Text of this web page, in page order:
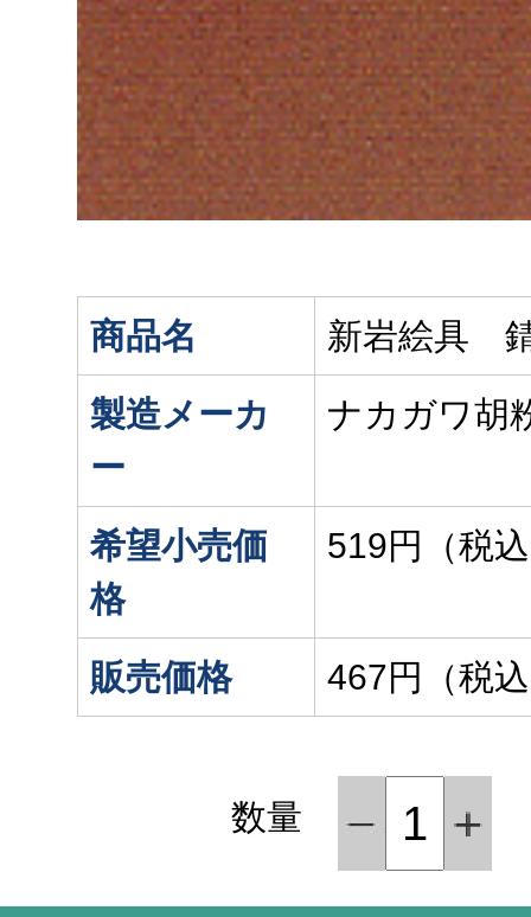
商品名
新岩絵具
製造メーカ
ー
ナカガワ胡
希望小売価
格
519円（税
販売価格 467円（税
数量